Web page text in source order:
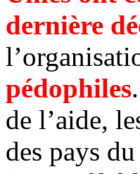
dernière
pédophiles.
de l’aide,
des pays